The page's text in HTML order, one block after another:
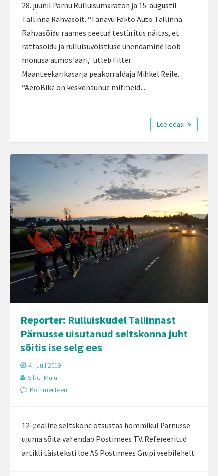
28. juunil Pärnu Rulluisumaraton ja 15. augustil
Tallinna Rahvasõit. “Tänavu Fakto Auto Tallinna
Rahvasõidu raames peetud testüritus näitas, et
rattasõidu ja rulluisuvõistluse ühendamine loob
mõnusa atmosfääri,” ütleb Filter
Maanteekarikasarja peakorraldaja Mihkel Reile.
“AeroBike on keskendunud mitmeid…
Loe edasi
Reporter: Rulluiskudel Tallinnast
Pärnusse uisutanud seltskonna juht
sõitis ise selg ees
4. juuli 2019
Silver Muru
Kommenteeri
12-pealine seltskond otsustas hommikul Pärnusse
ujuma sõita vahendab Postimees TV. Refereeritud
artikli täisteksti loe AS Postimees Grupi veebilehelt